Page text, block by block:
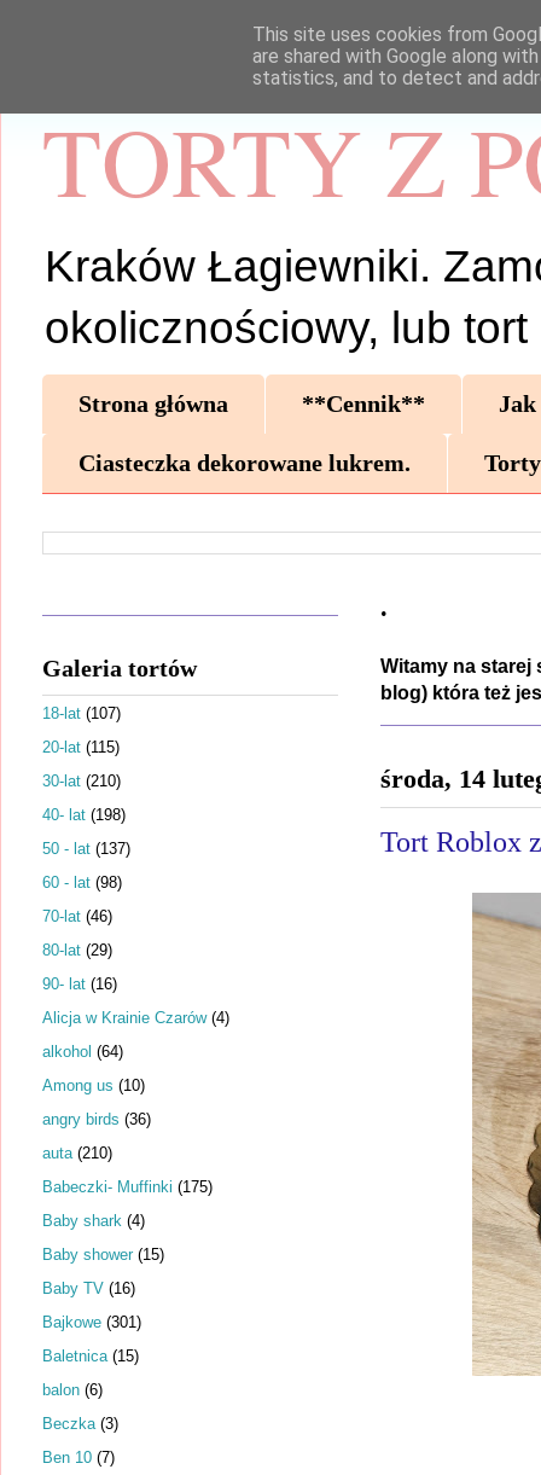
TORTY Z
Kraków Łagiewniki.
okolicznościowy, lub tort
Strona główna **Cennik** Jak
Ciasteczka dekorowane lukrem.
.
Witamy na starej
blog) która też
środa, 14
Tort Roblox
Galeria tortów
18-lat (107)
20-lat (115)
30-lat (210)
40- lat (198)
50 - lat (137)
60 - lat (98)
70-lat (46)
80-lat (29)
90- lat (16)
Alicja w Krainie Czarów (4)
alkohol (64)
Among us (10)
angry birds (36)
auta (210)
Babeczki- Muffinki (175)
Baby shark (4)
Baby shower (15)
Baby TV (16)
Bajkowe (301)
Baletnica (15)
balon (6)
Beczka (3)
Ben 10 (7)
This site uses cookies from
are shared with Google along
statistics, and to detect and